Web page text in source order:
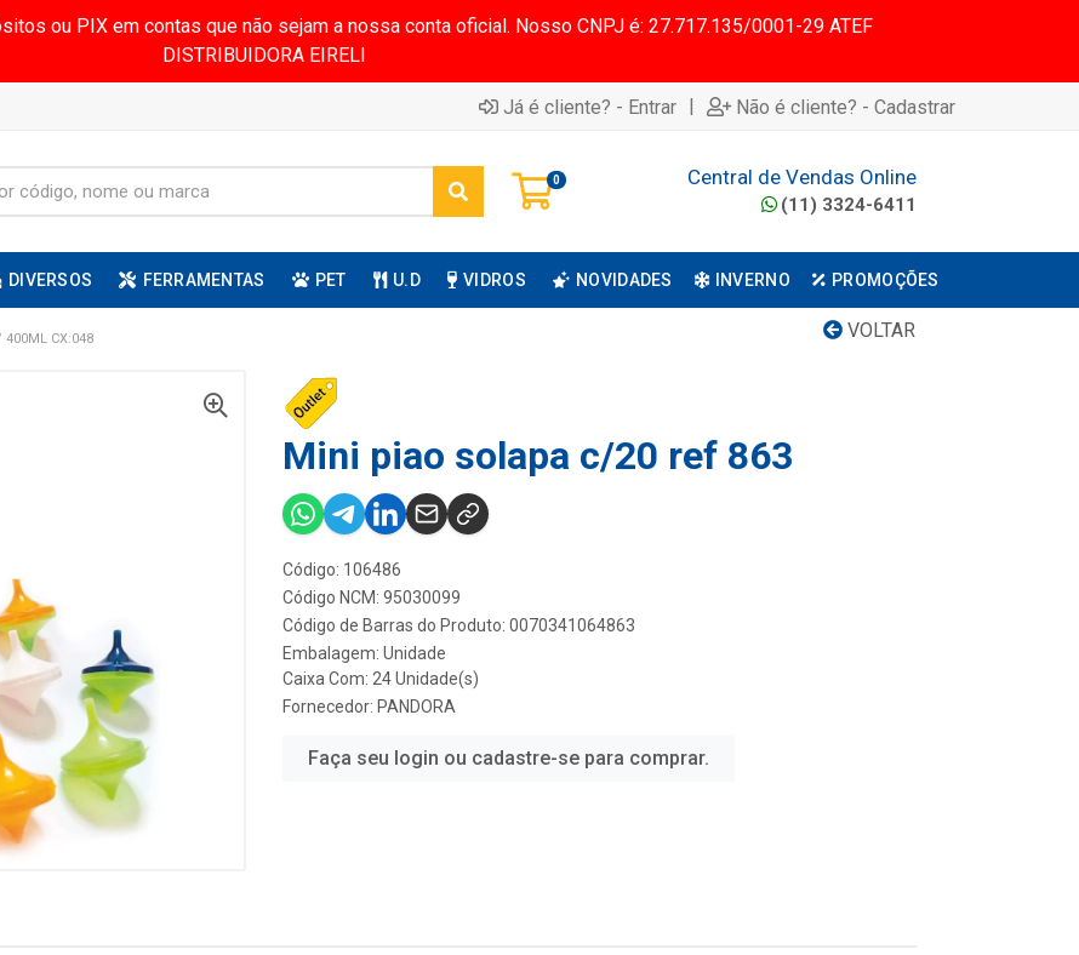
ou PIX em contas que não sejam a nossa conta oficial. Nosso CNPJ é: 27.717.135/0001-29 ATEF
DISTRIBUIDORA EIRELI
Já é cliente? - Entrar | Não é cliente? - Cadastrar
0 Central de Vendas Online
(11) 3324-6411
DIVERSOS FERRAMENTAS PET U.D VIDROS NOVIDADES INVERNO PROMOÇÕES
VOLTAR
400ML CX:048
Mini piao solapa c/20 ref 863
Código: 106486
Código NCM: 95030099
Código de Barras do Produto: 0070341064863
Embalagem: Unidade
Caixa Com: 24 Unidade(s)
Fornecedor: PANDORA
Faça seu login ou cadastre-se para comprar.